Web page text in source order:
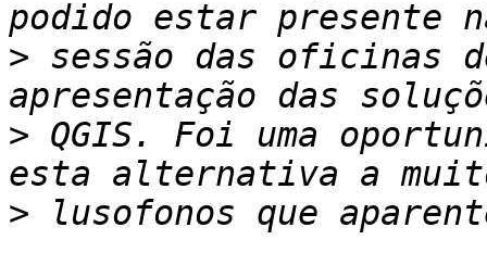
> sessão das oficinas
> QGIS. Foi uma
>